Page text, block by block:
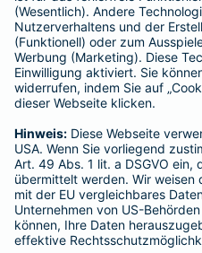
Kranken-